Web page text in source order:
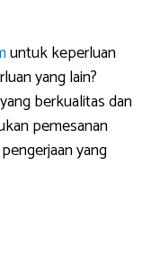
untuk keperluan
yang lain?
berkualitas dan
pemesanan
yang